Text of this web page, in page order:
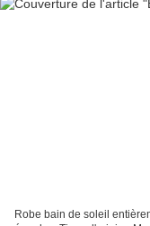
Robe bain de soleil